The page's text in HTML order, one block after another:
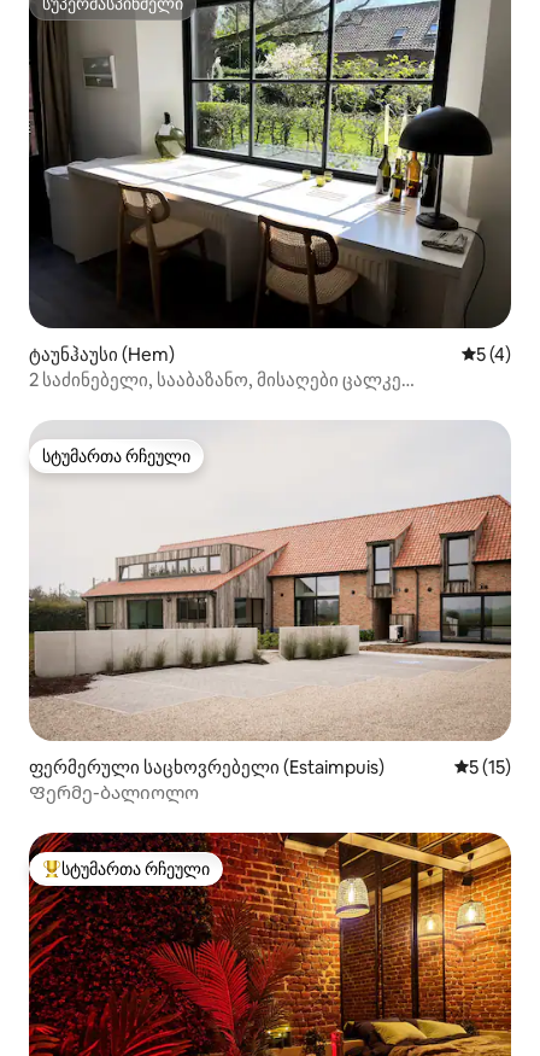
სუპერმასპინძელი
ტაუნჰაუსი (Hem)
5 (4)
2 საძინებელი, სააბაზანო, მისაღები ცალკე
სტუმართა რჩეული
სტუმართა რჩეული
ფერმერული საცხოვრებელი (Estaimpuis) საშუალო
5 (15)
Ფერმე-ბალიოლო
სტუმართა რჩეული მოწინავე ვარიანტი
სტუმართა რჩეული